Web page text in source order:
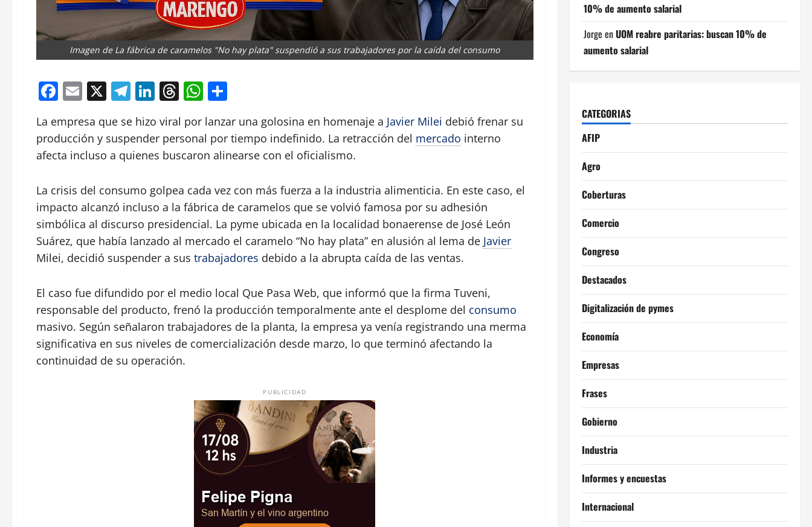
Imagen de La fábrica de caramelos "No hay plata" suspendió a sus trabajadores por la caída del consumo
Facebook
Email
X Telegram
LinkedIn
Threads
WhatsApp
La empresa que se hizo viral por lanzar una golosina en homenaje a Javier Milei debió frenar su
producción y suspender personal por tiempo indefinido. La retracción del mercado interno
afecta incluso a quienes buscaron alinearse con el oficialismo.
La crisis del consumo golpea cada vez con más fuerza a la industria alimenticia. En este caso, el
impacto alcanzó incluso a la fábrica de caramelos que se volvió famosa por su adhesión
simbólica al discurso presidencial. La pyme ubicada en la localidad bonaerense de José León
Suárez, que había lanzado al mercado el caramelo “No hay plata” en alusión al lema de Javier
Milei, decidió suspender a sus trabajadores debido a la abrupta caída de las ventas.
El caso fue difundido por el medio local Que Pasa Web, que informó que la firma Tuveni,
responsable del producto, frenó la producción temporalmente ante el desplome del consumo
masivo. Según señalaron trabajadores de la planta, la empresa ya venía registrando una merma
significativa en sus niveles de comercialización desde marzo, lo que terminó afectando la
continuidad de su operación.
PUBLICIDAD
10% de aumento salarial
Jorge enUOM reabre paritarias: buscan 10% de
aumento salarial
CATEGORIAS
AFIP
Agro
Coberturas
Comercio
Congreso
Destacados
Digitalización de pymes
Economía
Empresas
Frases
Gobierno
Industria
Informes y encuestas
Internacional